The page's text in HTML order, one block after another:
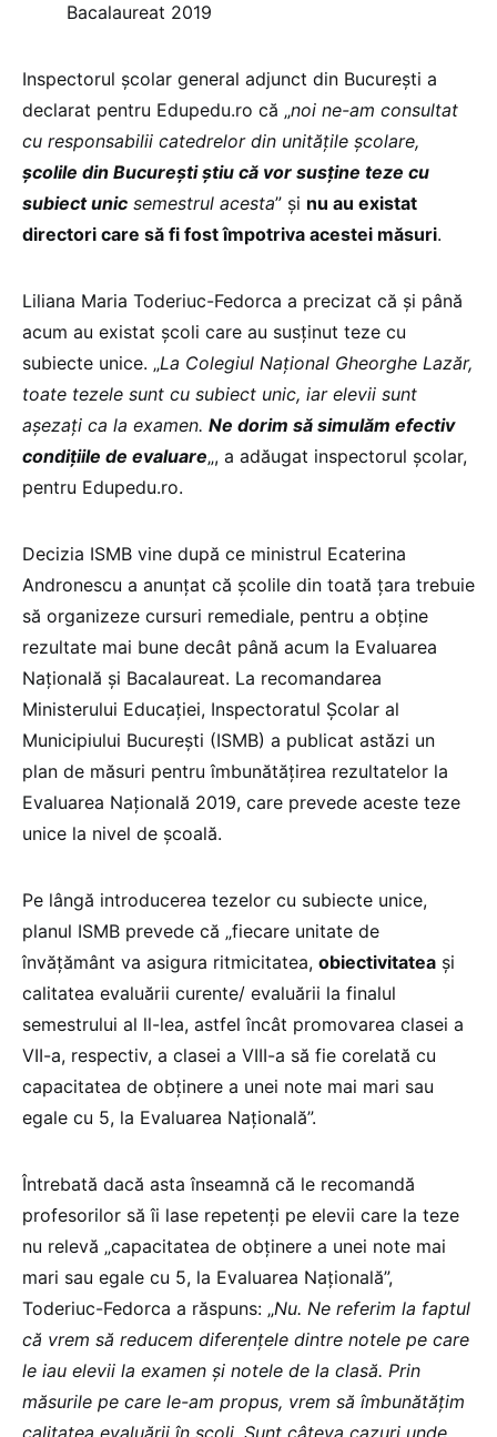
Bacalaureat 2019
Inspectorul școlar general adjunct din București a
declarat pentru Edupedu.ro că „noi ne-am consultat
cu responsabilii catedrelor din unitățile școlare,
școlile din București știu că vor susține teze cu
subiect unic semestrul acesta” și nu au existat
directori care să fi fost împotriva acestei măsuri.
Liliana Maria Toderiuc-Fedorca a precizat că și până
acum au existat școli care au susținut teze cu
subiecte unice. „La Colegiul Național Gheorghe Lazăr,
toate tezele sunt cu subiect unic, iar elevii sunt
așezați ca la examen. Ne dorim să simulăm efectiv
condițiile de evaluare„, a adăugat inspectorul școlar,
pentru Edupedu.ro.
Decizia ISMB vine după ce ministrul Ecaterina
Andronescu a anunțat că școlile din toată țara trebuie
să organizeze cursuri remediale, pentru a obține
rezultate mai bune decât până acum la Evaluarea
Națională și Bacalaureat. La recomandarea
Ministerului Educației, Inspectoratul Școlar al
Municipiului București (ISMB) a publicat astăzi un
plan de măsuri pentru îmbunătățirea rezultatelor la
Evaluarea Națională 2019, care prevede aceste teze
unice la nivel de școală.
Pe lângă introducerea tezelor cu subiecte unice,
planul ISMB prevede că „fiecare unitate de
învățământ va asigura ritmicitatea, obiectivitatea și
calitatea evaluării curente/ evaluării la finalul
semestrului al ll-lea, astfel încât promovarea clasei a
VII-a, respectiv, a clasei a VIII-a să fie corelată cu
capacitatea de obținere a unei note mai mari sau
egale cu 5, la Evaluarea Națională”.
Întrebată dacă asta înseamnă că le recomandă
profesorilor să îi lase repetenți pe elevii care la teze
nu relevă „capacitatea de obținere a unei note mai
mari sau egale cu 5, la Evaluarea Națională”,
Toderiuc-Fedorca a răspuns: „Nu. Ne referim la faptul
că vrem să reducem diferențele dintre notele pe care
le iau elevii la examen și notele de la clasă. Prin
măsurile pe care le-am propus, vrem să îmbunătățim